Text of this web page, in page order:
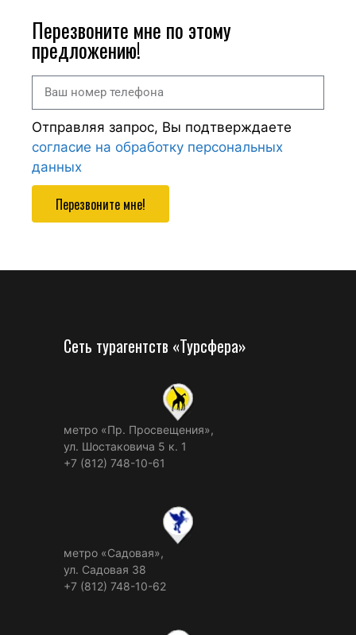
Перезвоните мне по этому
предложению!
Отправляя запрос, Вы подтверждаете
согласие на обработку персональных
данных
Перезвоните мне!
Сеть турагентств «Турсфера»
метро «Пр. Просвещения»,
ул. Шостаковича 5 к. 1
+7 (812) 748-10-61
метро «Садовая»,
ул. Садовая 38
+7 (812) 748-10-62